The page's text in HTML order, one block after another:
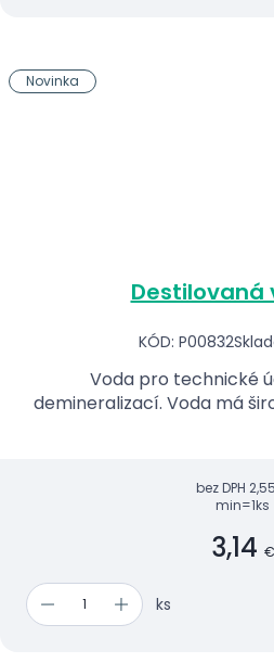
Destilovaná
KÓD: P00832
Voda pro technické
demineralizací. Voda má
bez DPH
min=1ks
3,14 €
ks
Novinka